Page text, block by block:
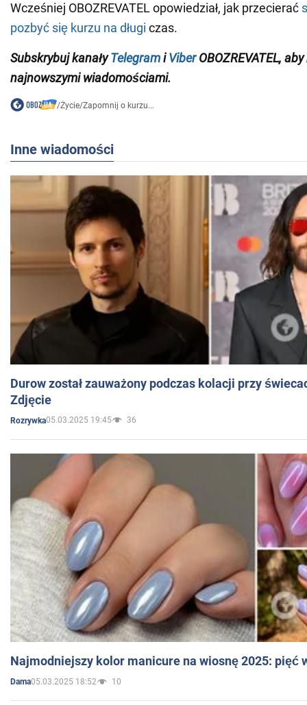
Wcześniej OBOZREVATEL opowiedział, jak przecierać
pozbyć się kurzu na długi czas.
Subskrybuj kanałyTelegramiViberOBOZREVATEL,
najnowszymi wiadomościami.
/Życie/Zapomnij o kurzu...
Inne wiadomości
Durow został zauważony podczas kolacji przy
Zdjęcie
Rozrywka05.03.2025 19:45 36
Najmodniejszy kolor manicure na wiosnę 2025: pięć
Dama05.03.2025 18:52 10